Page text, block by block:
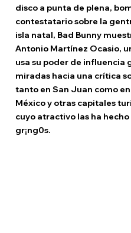
disco a punta de plena,
contestatario sobre la
isla natal, Bad Bunny
Antonio Martínez Ocasio,
usa su poder de influencia
miradas hacia una crítica
tanto en San Juan como
México y otras capitales
cuyo atractivo las ha
gr¡ng0s.